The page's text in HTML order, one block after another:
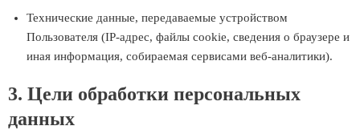
Технические данные, передаваемые устройством
Пользователя (IP-адрес, файлы cookie, сведения о браузере и
иная информация, собираемая сервисами веб-аналитики).
3. Цели обработки персональных
данных